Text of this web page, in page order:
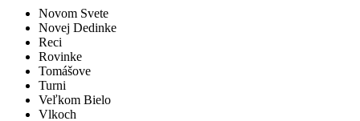
Novom Svete
Novej Dedinke
Reci
Rovinke
Tomášove
Turni
Veľkom Bielo
Vlkoch